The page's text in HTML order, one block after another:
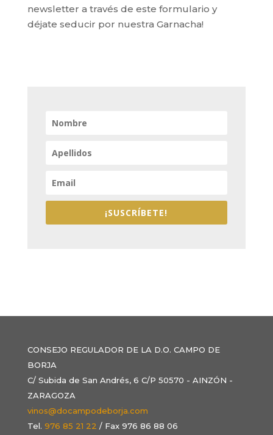
newsletter a través de este formulario y
déjate seducir por nuestra Garnacha!
¡SUSCRÍBETE!
CONSEJO REGULADOR DE LA D.O. CAMPO DE
BORJA
C/ Subida de San Andrés, 6 C/P 50570 - AINZÓN -
ZARAGOZA
vinos@docampodeborja.com
Tel. 976 85 21 22 / Fax 976 86 88 06